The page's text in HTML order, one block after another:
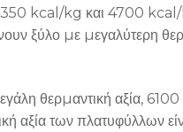
kcal/kg και 4700 kcal/
ξύλο µε µεγαλύτερη
θερµαντική αξία,
αξία των πλατυφύλλων